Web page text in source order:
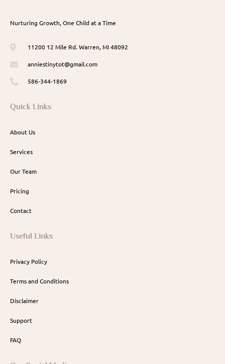
Nurturing Growth, One Child at a Time
11200 12 Mile Rd. Warren, MI 48092
anniestinytot@gmail.com
586-344-1869
Quick Links
About Us
Services
Our Team
Pricing
Contact
Useful Links
Privacy Policy
Terms and Conditions
Disclaimer
Support
FAQ